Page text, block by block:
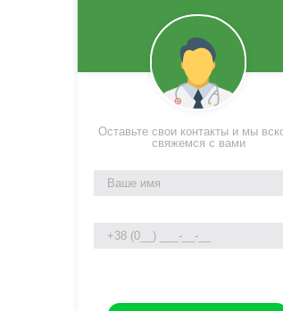
Оставьте свои контакты и мы
свяжемся с вами